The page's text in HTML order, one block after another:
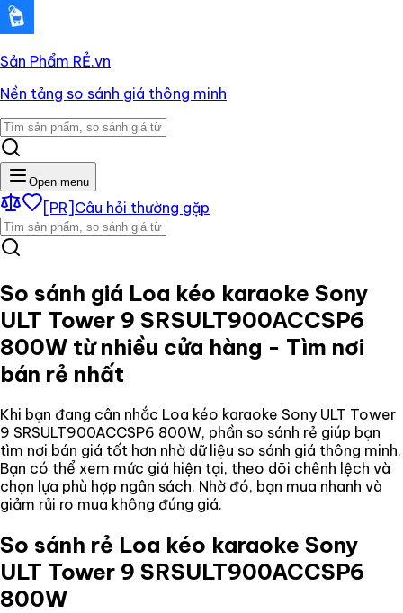
Sản Phẩm RẺ.vn
Nền tảng so sánh giá thông minh
Open menu
[PR] Câu hỏi thường gặp
So sánh giá Loa kéo karaoke Sony
ULT Tower 9 SRSULT900ACCSP6
800W từ nhiều cửa hàng - Tìm nơi
bán rẻ nhất
Khi bạn đang cân nhắc Loa kéo karaoke Sony ULT Tower
9 SRSULT900ACCSP6 800W, phần so sánh rẻ giúp bạn
tìm nơi bán giá tốt hơn nhờ dữ liệu so sánh giá thông minh.
Bạn có thể xem mức giá hiện tại, theo dõi chênh lệch và
chọn lựa phù hợp ngân sách. Nhờ đó, bạn mua nhanh và
giảm rủi ro mua không đúng giá.
So sánh rẻ Loa kéo karaoke Sony
ULT Tower 9 SRSULT900ACCSP6
800W